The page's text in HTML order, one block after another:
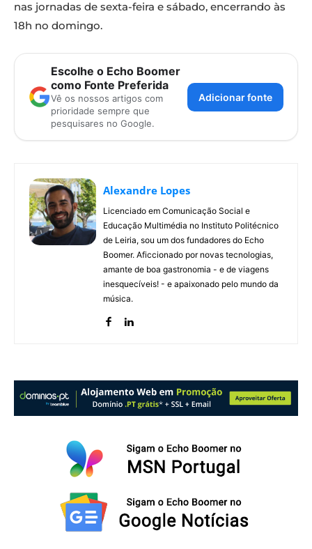
nas jornadas de sexta-feira e sábado, encerrando às
18h no domingo.
Escolhe o Echo Boomer
como Fonte Preferida
Vê os nossos artigos com
prioridade sempre que
pesquisares no Google.
Adicionar fonte
Alexandre Lopes
Licenciado em Comunicação Social e
Educação Multimédia no Instituto Politécnico
de Leiria, sou um dos fundadores do Echo
Boomer. Aficcionado por novas tecnologias,
amante de boa gastronomia - e de viagens
inesquecíveis! - e apaixonado pelo mundo da
música.